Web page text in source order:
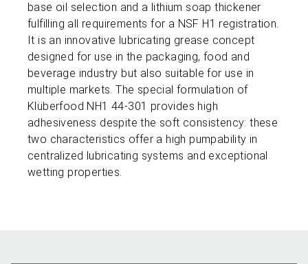
base oil selection and a lithium soap thickener
fulfilling all requirements for a NSF H1 registration.
It is an innovative lubricating grease concept
designed for use in the packaging, food and
beverage industry but also suitable for use in
multiple markets. The special formulation of
Klüberfood NH1 44-301 provides high
adhesiveness despite the soft consistency: these
two characteristics offer a high pumpability in
centralized lubricating systems and exceptional
wetting properties.